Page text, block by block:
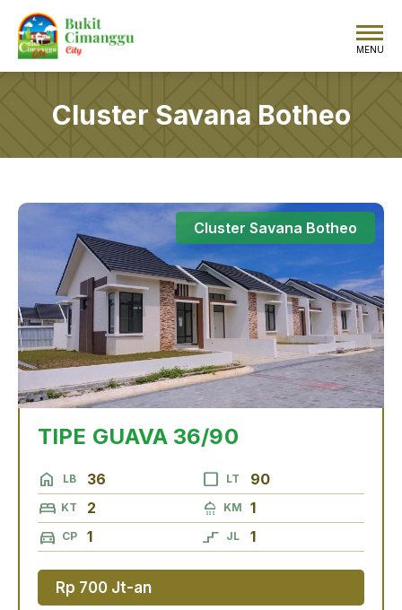
MENU
Cluster Savana Botheo
Cluster Savana Botheo
TIPE GUAVA 36/90
home LB 36 check_box_outline_blank LT 90
bed KT 2 shower KM 1
directions_car CP 1 stairs_2 JL 1
Rp 700 Jt-an